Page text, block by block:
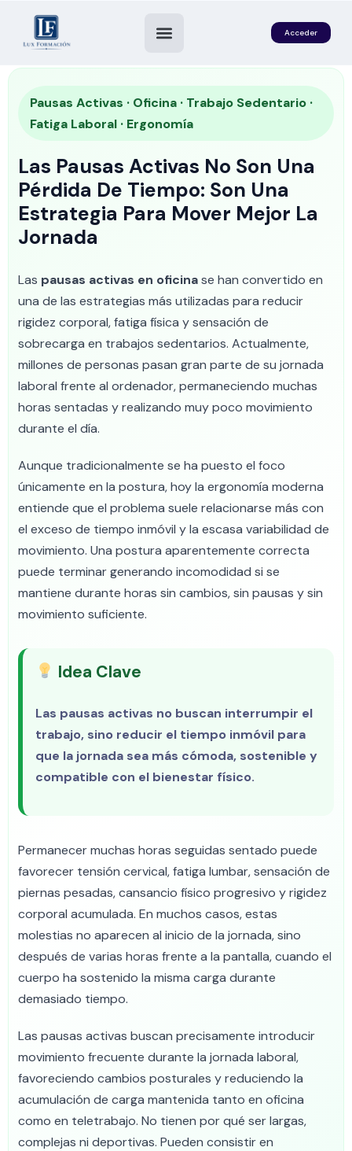
Acceder
Pausas Activas · Oficina · Trabajo Sedentario ·
Fatiga Laboral · Ergonomía
Las Pausas Activas No Son Una
Pérdida De Tiempo: Son Una
Estrategia Para Mover Mejor La
Jornada
Las pausas activas en oficinase han convertido en
una de las estrategias más utilizadas para reducir
rigidez corporal, fatiga física y sensación de
sobrecarga en trabajos sedentarios. Actualmente,
millones de personas pasan gran parte de su jornada
laboral frente al ordenador, permaneciendo muchas
horas sentadas y realizando muy poco movimiento
durante el día.
Aunque tradicionalmente se ha puesto el foco
únicamente en la postura, hoy la ergonomía moderna
entiende que el problema suele relacionarse más con
el exceso de tiempo inmóvil y la escasa variabilidad de
movimiento. Una postura aparentemente correcta
puede terminar generando incomodidad si se
mantiene durante horas sin cambios, sin pausas y sin
movimiento suficiente.
Idea Clave
Las pausas activas no buscan interrumpir el
trabajo, sino reducir el tiempo inmóvil para
que la jornada sea más cómoda, sostenible y
compatible con el bienestar físico.
Permanecer muchas horas seguidas sentado puede
favorecer tensión cervical, fatiga lumbar, sensación de
piernas pesadas, cansancio físico progresivo y rigidez
corporal acumulada. En muchos casos, estas
molestias no aparecen al inicio de la jornada, sino
después de varias horas frente a la pantalla, cuando el
cuerpo ha sostenido la misma carga durante
demasiado tiempo.
Las pausas activas buscan precisamente introducir
movimiento frecuente durante la jornada laboral,
favoreciendo cambios posturales y reduciendo la
acumulación de carga mantenida tanto en oficina
como en teletrabajo. No tienen por qué ser largas,
complejas ni deportivas. Pueden consistir en